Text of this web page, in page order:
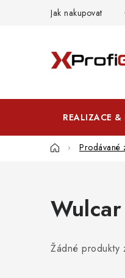
Jak nakupovat
REALIZACE &
DomůProdávané
Wulcar
Žádné produkty